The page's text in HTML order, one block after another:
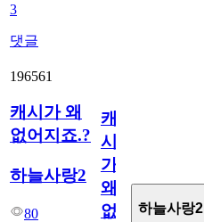
3
댓글
196561
캐시가 왜
없어지죠.?
하늘사랑2
80
캐
시
가
왜
없
하늘사랑2